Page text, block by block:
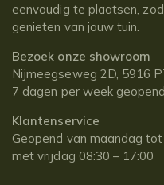
eenvoudig te plaatsen,
genieten van jouw tuin.
Bezoek onze showroom
Nijmeegseweg 2D, 5916
7 dagen per week geopend.
Klantenservice
Geopend van maandag
met vrijdag 08:30 – 17:00